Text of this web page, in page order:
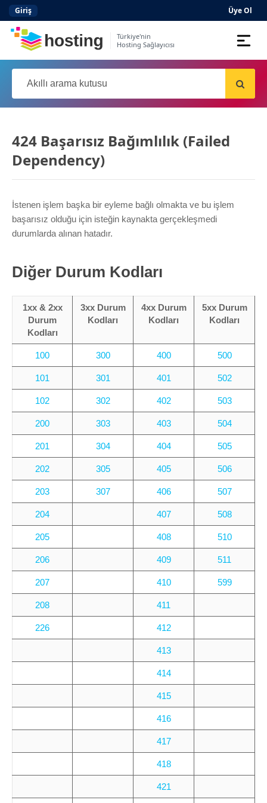
Giriş Üye Ol
Türkiye'nin
Hosting Sağlayıcısı
Domain
Hosting AI
Kurumsal E-posta
Hazır Site
Server
SSL Sertifikası
Marka Tescil
Yapay Zeka
Bilgi Bankası
Blog
Kurumsal
Müşteri Giriş
Yeni Kayıt
424 Başarısız Bağımlılık (Failed
Dependency)
İstenen işlem başka bir eyleme bağlı olmakta ve bu işlem
başarısız olduğu için isteğin kaynakta gerçekleşmedi
durumlarda alınan hatadır.
Diğer Durum Kodları
1xx & 2xx
Durum
Kodları
3xx Durum
Kodları
4xx Durum
Kodları
5xx Durum
Kodları
100 300 400 500
101 301 401 502
102 302 402 503
200 303 403 504
201 304 404 505
202 305 405 506
203 307 406 507
204 407 508
205 408 510
206 409 511
207 410 599
208 411
226 412
413
414
415
416
417
418
421